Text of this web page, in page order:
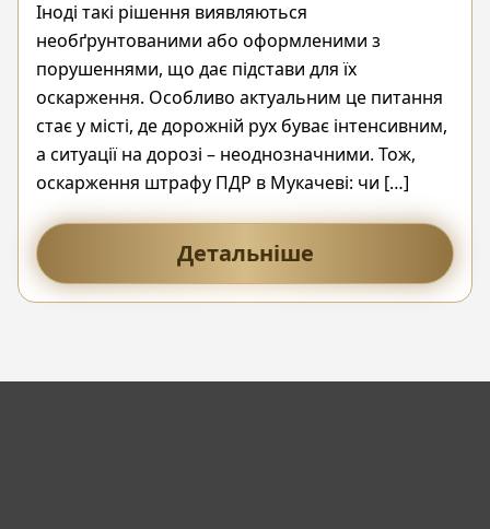
Іноді такі рішення виявляються
необґрунтованими або оформленими з
порушеннями, що дає підстави для їх
оскарження. Особливо актуальним це питання
стає у місті, де дорожній рух буває інтенсивним,
а ситуації на дорозі – неоднозначними. Тож,
оскарження штрафу ПДР в Мукачеві: чи […]
Детальніше